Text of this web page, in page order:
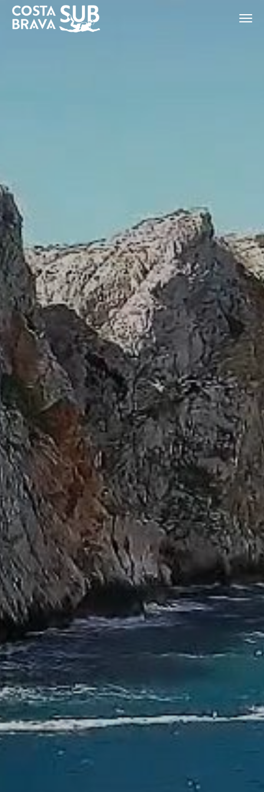
EN FR
Modifier les cookies
Technique et Fonctionnel
Toujours actif
Ce site Web utilise ses propres cookies pour collecter des
informations afin d'améliorer nos services. Si vous
continuez à naviguer, vous acceptez leur installation.
L'utilisateur a la possibilité de configurer son navigateur,
pouvant, s'il le souhaite, empêcher leur installation sur son
disque dur, même s'il doit garder à l'esprit qu'une telle
action peut entraîner des difficultés de navigation sur le
site.
Analyse et Personnalisation
Ils permettent le suivi et l'analyse du comportement des
utilisateurs de ce site. Les informations collectées via ce
type de cookies sont utilisées pour mesurer l'activité du
Web pour l'élaboration des profils de navigation des
utilisateurs afin d'introduire des améliorations basées sur
l'analyse des données d'utilisation effectuée par les
utilisateurs du service. . Ils nous permettent de
sauvegarder les informations de préférence de l'utilisateur
pour améliorer la qualité de nos services et offrir une